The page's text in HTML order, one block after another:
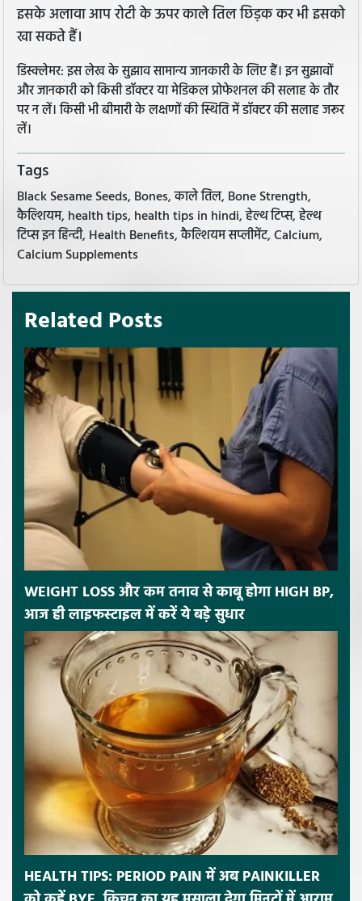
इसके अलावा आप रोटी के ऊपर काले तिल छिड़क कर भी इसको
खा सकते हैं।
डिस्क्लेमर: इस लेख के सुझाव सामान्य जानकारी के लिए हैं। इन सुझावों
और जानकारी को किसी डॉक्टर या मेडिकल प्रोफेशनल की सलाह के तौर
पर न लें। किसी भी बीमारी के लक्षणों की स्थिति में डॉक्टर की सलाह जरूर
लें।
Tags
Black Sesame Seeds, Bones, काले तिल, Bone Strength,
कैल्शियम, health tips, health tips in hindi, हेल्थ टिप्स, हेल्थ
टिप्स इन हिन्दी, Health Benefits, कैल्शियम सप्लीमेंट, Calcium,
Calcium Supplements
Related Posts
WEIGHT LOSS और कम तनाव से काबू होगा HIGH BP,
आज ही लाइफस्टाइल में करें ये बड़े सुधार
HEALTH TIPS: PERIOD PAIN में अब PAINKILLER